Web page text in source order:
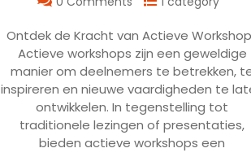
Ontdek de Kracht van Actieve
Actieve workshops zijn een geweldige
manier om deelnemers te betrekken,
inspireren en nieuwe vaardigheden te
ontwikkelen. In tegenstelling tot
traditionele lezingen of presentaties,
bieden actieve workshops een